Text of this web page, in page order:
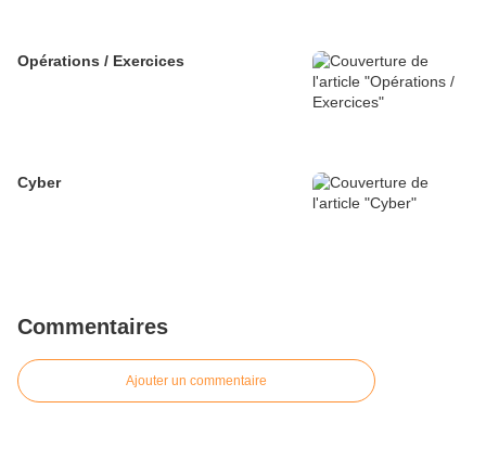
Opérations / Exercices
Cyber
Commentaires
Ajouter un commentaire